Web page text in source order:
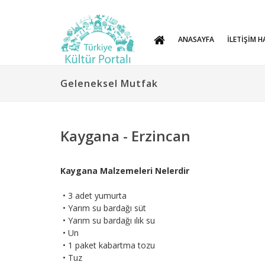
ANASAYFA İLETİŞİM
Geleneksel Mutfak
Kaygana - Erzincan
Kaygana Malzemeleri Nelerdir
• 3 adet yumurta
• Yarım su bardağı süt
• Yarım su bardağı ılık su
• Un
• 1 paket kabartma tozu
• Tuz